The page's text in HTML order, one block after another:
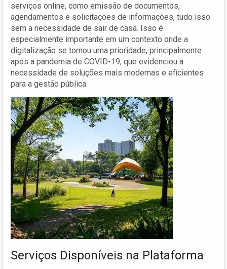
serviços online, como emissão de documentos,
agendamentos e solicitações de informações, tudo isso
sem a necessidade de sair de casa. Isso é
especialmente importante em um contexto onde a
digitalização se tornou uma prioridade, principalmente
após a pandemia de COVID-19, que evidenciou a
necessidade de soluções mais modernas e eficientes
para a gestão pública.
Serviços Disponíveis na Plataforma